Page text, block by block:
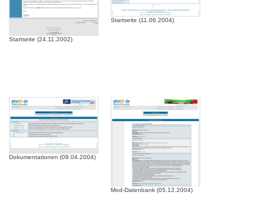
Startseite (24.11.2002)
Startseite (11.06.2004)
Dokumentationen (09.04.2004)
Mod-Datenbank (05.12.2004)